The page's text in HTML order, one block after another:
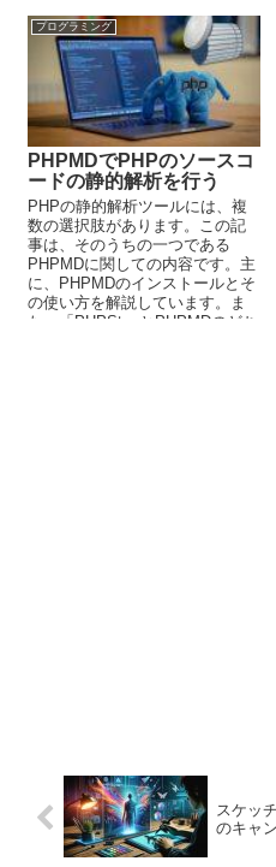
プログラミング
PHPMDでPHPのソースコ
ードの静的解析を行う
PHPの静的解析ツールには、複
数の選択肢があります。この記
事は、そのうちの一つである
PHPMDに関しての内容です。主
に、PHPMDのインストールとそ
の使い方を解説しています。ま
た、「PHPStanとPHPMDのどち
スケッ
のキャ